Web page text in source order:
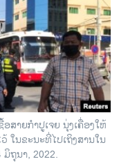
ສາຍ​ກຳ​ປູ​ເຈຍ ນຸ່ງ​ເຄື່ອງ​ໃຫ້​
ໃນ​ຂະ​ນະ​ທີ່​ໄປ​ເຖິງສານ​ໃນ​
ຖຸ​ນາ, 2022.